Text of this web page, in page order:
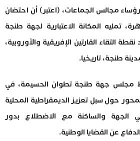
مجالس الجماعات، (اعتبر) أن احتضان
تمليه المكانة الاعتبارية لجهة طنجة
التقاء القارتين الإفريقية والأوروبية،
طنجة، تاريخيا.
مجلس جهة طنجة تطوان الحسيمة، في
حول سبل تعزيز الديمقراطية المحلية
الجهة والساكنة مع الاضطلاع بدور
عن القضايا الوطنية.